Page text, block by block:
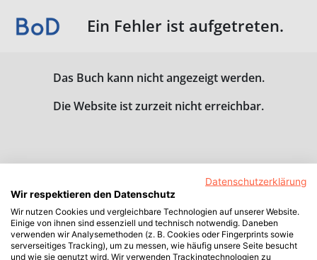
Ein Fehler ist aufgetreten.
Das Buch kann nicht angezeigt werden.
Die Website ist zurzeit nicht erreichbar.
Datenschutzerklärung
Wir respektieren den Datenschutz
Wir nutzen Cookies und vergleichbare Technologien auf unserer Website.
Einige von ihnen sind essenziell und technisch notwendig. Daneben
verwenden wir Analysemethoden (z. B. Cookies oder Fingerprints sowie
serverseitiges Tracking), um zu messen, wie häufig unsere Seite besucht
und wie sie genutzt wird. Wir verwenden Trackingtechnologien zu